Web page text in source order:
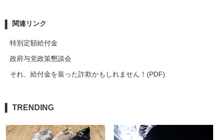
関連リンク
特別定額給付金
政府与党政策懇談会
それ、給付金を装った詐欺かもしれません！(PDF)
TRENDING